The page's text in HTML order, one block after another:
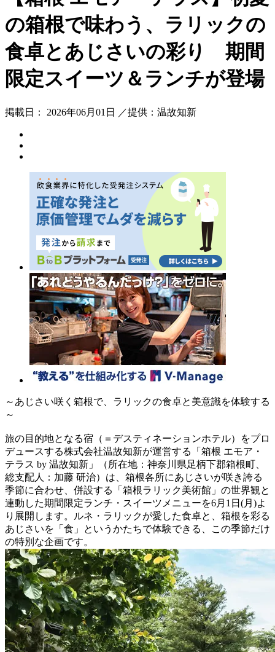
の箱根で味わう、ラリックの
食卓とあじさいの彩り 期間
限定スイーツ＆ランチが登場
掲載日： 2026年06月01日 ／提供：温故知新
～あじさい咲く箱根で、ラリックの食卓と美意識を体験する
～
旅の目的地となる宿（＝デスティネーションホテル）をプロ
デュースする株式会社温故知新が運営する「箱根 エモア・
テラス by 温故知新」（所在地：神奈川県足柄下郡箱根町、
総支配人：加藤 研治）は、箱根各所にあじさいが咲き誇る
季節に合わせ、併設する「箱根ラリック美術館」の世界観と
連動した期間限定ランチ・スイーツメニューを6月1日(月)よ
り展開します。ルネ・ラリックが愛した食卓と、箱根を彩る
あじさいを「食」というかたちで体験できる、この季節だけ
の特別な企画です。